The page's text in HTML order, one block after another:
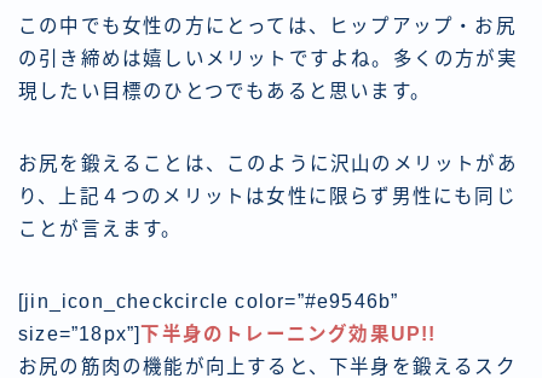
この中でも女性の方にとっては、ヒップアップ・お尻
の引き締めは嬉しいメリットですよね。多くの方が実
現したい目標のひとつでもあると思います。
お尻を鍛えることは、このように沢山のメリットがあ
り、上記４つのメリットは女性に限らず男性にも同じ
ことが言えます。
[jin_icon_checkcircle color=”#e9546b”
size=”18px”]下半身のトレーニング効果UP!!
お尻の筋肉の機能が向上すると、下半身を鍛えるスク